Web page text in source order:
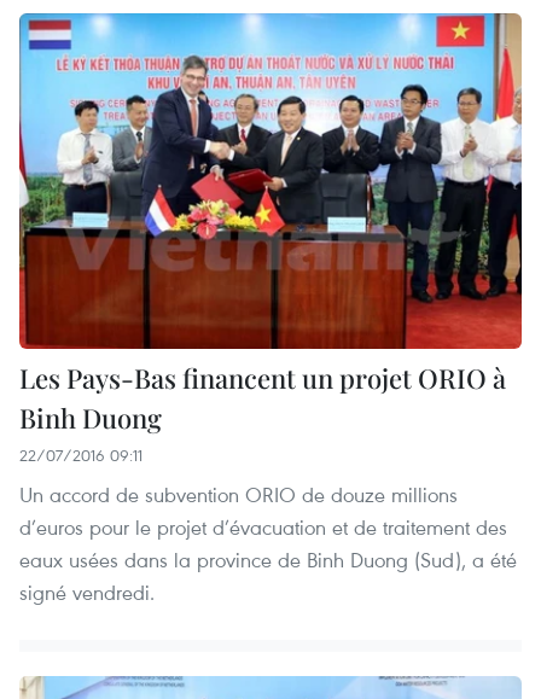
Les Pays-Bas financent un projet ORIO à
Binh Duong
22/07/2016 09:11
Un accord de subvention ORIO de douze millions
d’euros pour le projet d’évacuation et de traitement des
eaux usées dans la province de Binh Duong (Sud), a été
signé vendredi.